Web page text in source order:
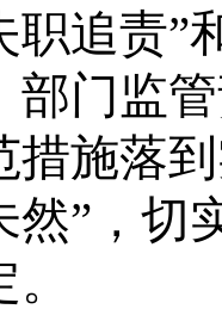
职追责”
部门监
措施落
然” ，切